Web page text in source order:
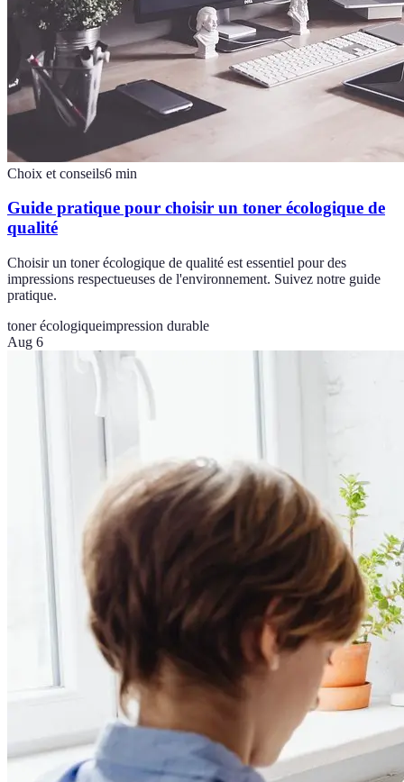
Choix et conseils6 min
Guide pratique pour choisir un toner écologique de
qualité
Choisir un toner écologique de qualité est essentiel pour des
impressions respectueuses de l'environnement. Suivez notre guide
pratique.
toner écologiqueimpression durable
Aug 6